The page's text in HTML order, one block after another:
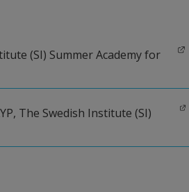
(SI) Summer Academy for
The Swedish Institute (SI)